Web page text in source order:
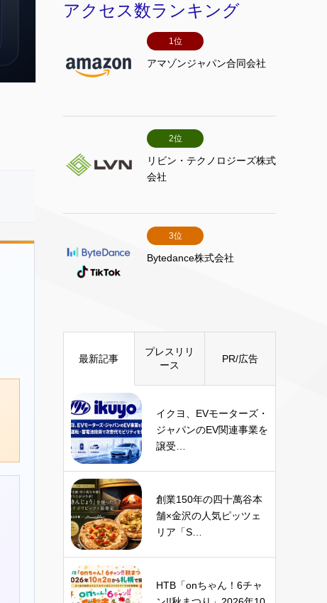
アクセス数ランキング
1位
アマゾンジャパン合同会社
2位
リビン・テクノロジーズ株式
会社
3位
Bytedance株式会社
最新記事
プレスリリ
ース
PR/広告
イクヨ、EVモーターズ・
ジャパンのEV関連事業を
譲受…
創業150年の四十萬谷本
舗×金沢の人気ピッツェ
リア「S…
HTB「onちゃん！6チャ